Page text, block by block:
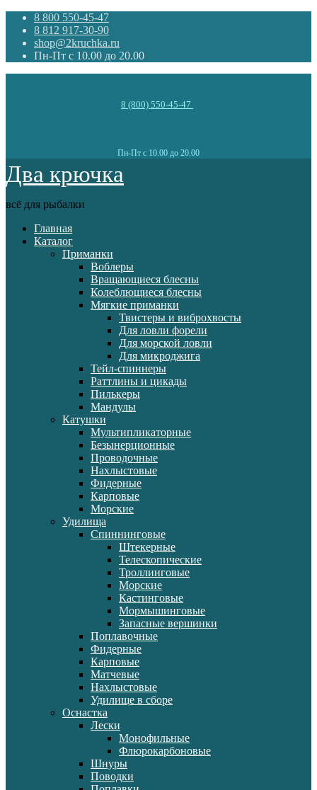
8 800 550-45-47
8 812 917-30-90
shop@2kruchka.ru
Пн-Пт с 10.00 до 20.00
8 (800) 550-45-47
Пн-Пт с 10.00 до 20.00
Два крючка
всё для рыбалки
Главная
Каталог
Приманки
Воблеры
Вращающиеся блесны
Колеблющиеся блесны
Мягкие приманки
Твистеры и виброхвосты
Для ловли форели
Для морской ловли
Для микроджига
Тейл-спиннеры
Раттлины и цикады
Пилькеры
Мандулы
Катушки
Мультипликаторные
Безынерционные
Проводочные
Нахлыстовые
Фидерные
Карповые
Морские
Удилища
Спиннинговые
Штекерные
Телескопические
Троллинговые
Морские
Кастинговые
Мормышинговые
Запасные вершинки
Поплавочные
Фидерные
Карповые
Матчевые
Нахлыстовые
Удилище в сборе
Оснастка
Лески
Монофильные
Флюрокарбоновые
Шнуры
Поводки